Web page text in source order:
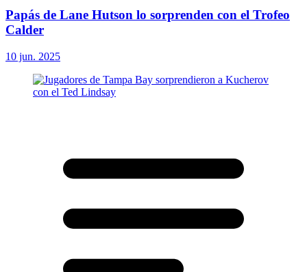
Papás de Lane Hutson lo sorprenden con el Trofeo
Calder
10 jun. 2025